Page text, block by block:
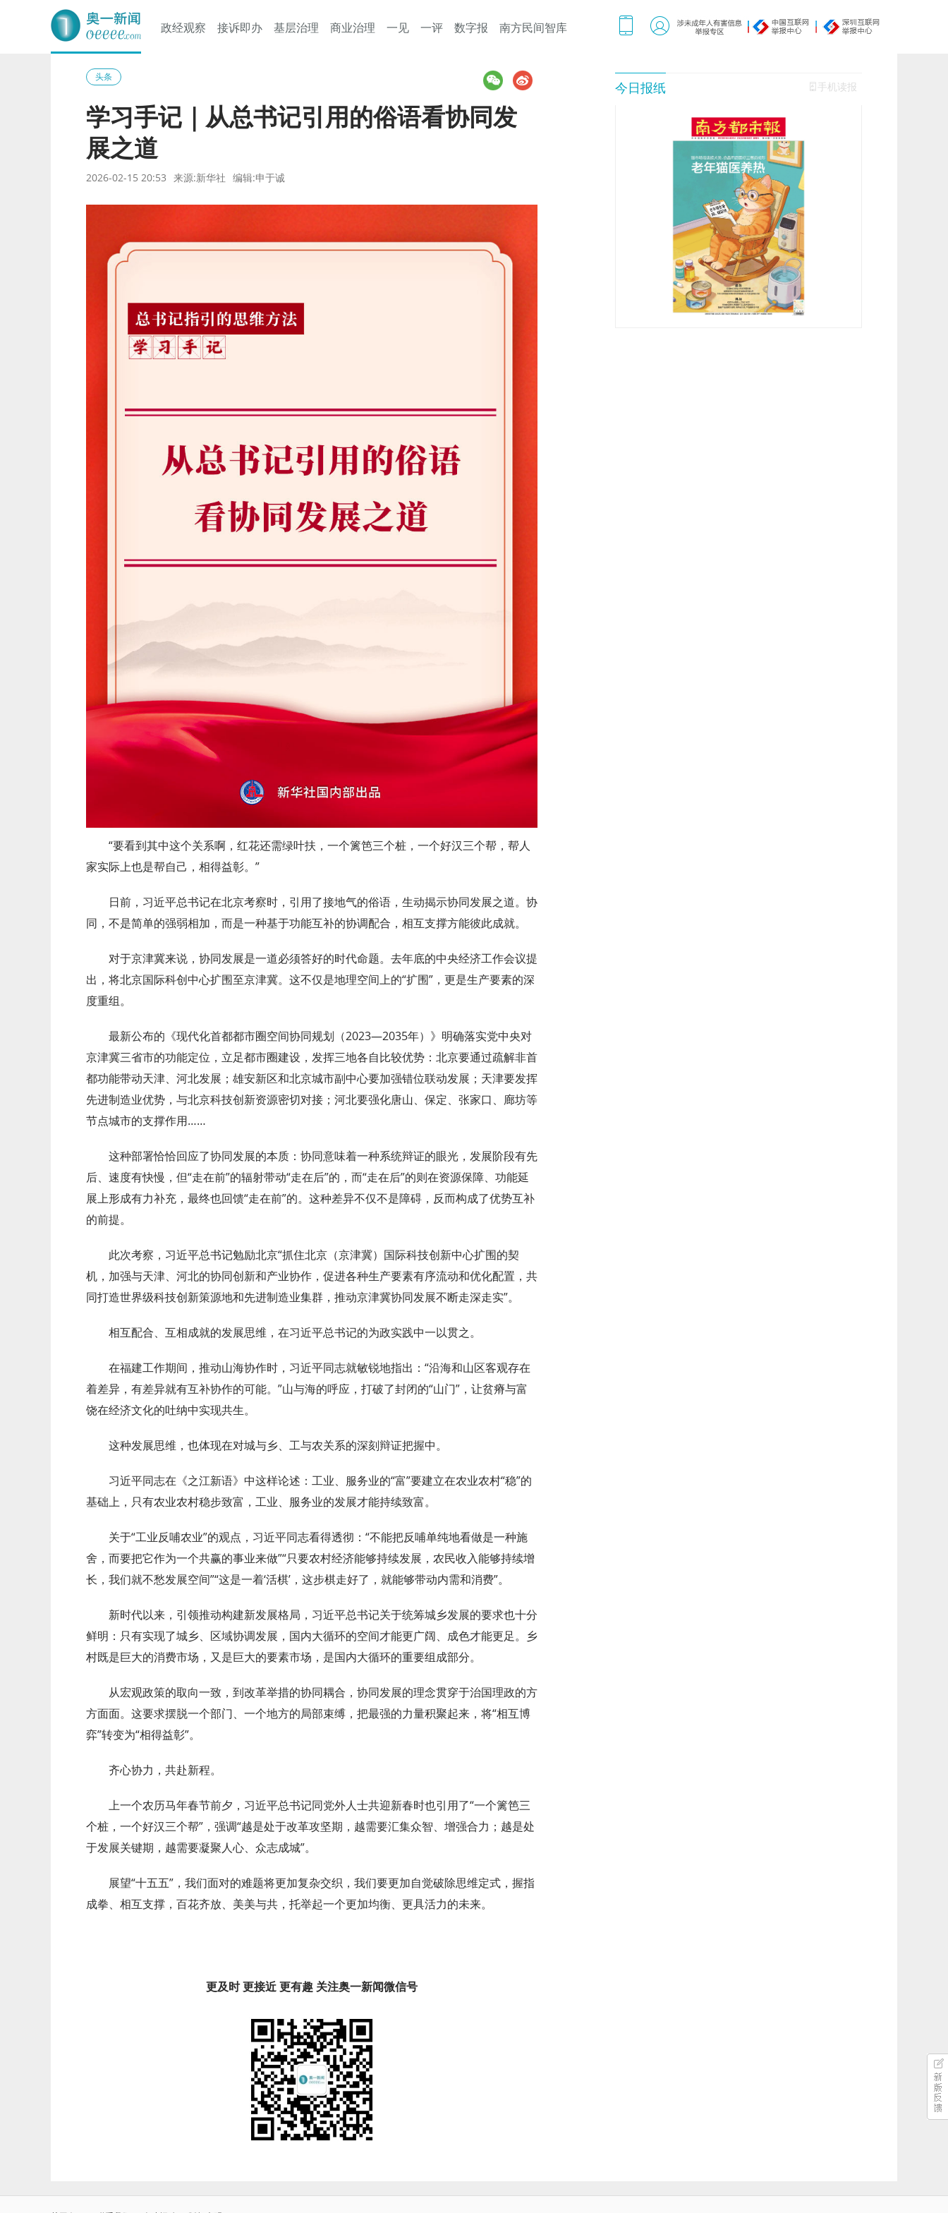
奥一网
政经观察 接诉即办 基层治理 商业治理 一见 一评 数字报 南方民间智库
头条
学习手记｜从总书记引用的俗语看协同发
展之道
2026-02-15 20:53 来源:新华社 编辑:申于诚
“要看到其中这个关系啊，红花还需绿叶扶，一个篱笆三个桩，一个好汉三个帮，帮人
家实际上也是帮自己，相得益彰。”
日前，习近平总书记在北京考察时，引用了接地气的俗语，生动揭示协同发展之道。协
同，不是简单的强弱相加，而是一种基于功能互补的协调配合，相互支撑方能彼此成就。
对于京津冀来说，协同发展是一道必须答好的时代命题。去年底的中央经济工作会议提
出，将北京国际科创中心扩围至京津冀。这不仅是地理空间上的“扩围”，更是生产要素的深
度重组。
最新公布的《现代化首都都市圈空间协同规划（2023—2035年）》明确落实党中央对
京津冀三省市的功能定位，立足都市圈建设，发挥三地各自比较优势：北京要通过疏解非首
都功能带动天津、河北发展；雄安新区和北京城市副中心要加强错位联动发展；天津要发挥
先进制造业优势，与北京科技创新资源密切对接；河北要强化唐山、保定、张家口、廊坊等
节点城市的支撑作用……
这种部署恰恰回应了协同发展的本质：协同意味着一种系统辩证的眼光，发展阶段有先
后、速度有快慢，但“走在前”的辐射带动“走在后”的，而“走在后”的则在资源保障、功能延
展上形成有力补充，最终也回馈“走在前”的。这种差异不仅不是障碍，反而构成了优势互补
的前提。
此次考察，习近平总书记勉励北京“抓住北京（京津冀）国际科技创新中心扩围的契
机，加强与天津、河北的协同创新和产业协作，促进各种生产要素有序流动和优化配置，共
同打造世界级科技创新策源地和先进制造业集群，推动京津冀协同发展不断走深走实”。
相互配合、互相成就的发展思维，在习近平总书记的为政实践中一以贯之。
在福建工作期间，推动山海协作时，习近平同志就敏锐地指出：“沿海和山区客观存在
着差异，有差异就有互补协作的可能。”山与海的呼应，打破了封闭的“山门”，让贫瘠与富
饶在经济文化的吐纳中实现共生。
这种发展思维，也体现在对城与乡、工与农关系的深刻辩证把握中。
习近平同志在《之江新语》中这样论述：工业、服务业的“富”要建立在农业农村“稳”的
基础上，只有农业农村稳步致富，工业、服务业的发展才能持续致富。
关于“工业反哺农业”的观点，习近平同志看得透彻：“不能把反哺单纯地看做是一种施
舍，而要把它作为一个共赢的事业来做”“只要农村经济能够持续发展，农民收入能够持续增
长，我们就不愁发展空间”“这是一着‘活棋’，这步棋走好了，就能够带动内需和消费”。
新时代以来，引领推动构建新发展格局，习近平总书记关于统筹城乡发展的要求也十分
鲜明：只有实现了城乡、区域协调发展，国内大循环的空间才能更广阔、成色才能更足。乡
村既是巨大的消费市场，又是巨大的要素市场，是国内大循环的重要组成部分。
从宏观政策的取向一致，到改革举措的协同耦合，协同发展的理念贯穿于治国理政的方
方面面。这要求摆脱一个部门、一个地方的局部束缚，把最强的力量积聚起来，将“相互博
弈”转变为“相得益彰”。
齐心协力，共赴新程。
上一个农历马年春节前夕，习近平总书记同党外人士共迎新春时也引用了“一个篱笆三
个桩，一个好汉三个帮”，强调“越是处于改革攻坚期，越需要汇集众智、增强合力；越是处
于发展关键期，越需要凝聚人心、众志成城”。
展望“十五五”，我们面对的难题将更加复杂交织，我们要更加自觉破除思维定式，握指
成拳、相互支撑，百花齐放、美美与共，托举起一个更加均衡、更具活力的未来。
更及时 更接近 更有趣 关注奥一新闻微信号
今日报纸 手机读报